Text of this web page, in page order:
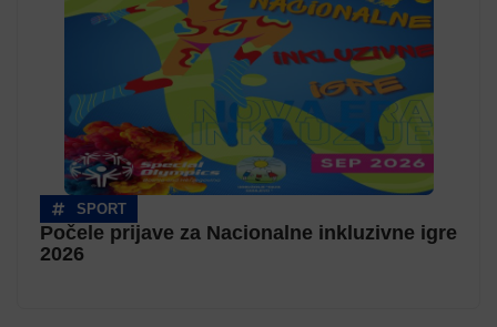
SPORT
Počele prijave za Nacionalne inkluzivne igre
2026